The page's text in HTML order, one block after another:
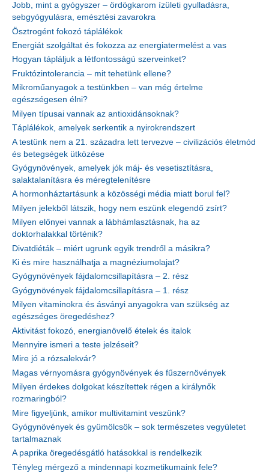
Jobb, mint a gyógyszer – ördögkarom ízületi gyulladásra,
sebgyógyulásra, emésztési zavarokra
Ösztrogént fokozó táplálékok
Energiát szolgáltat és fokozza az energiatermelést a vas
Hogyan tápláljuk a létfontosságú szerveinket?
Fruktózintolerancia – mit tehetünk ellene?
Mikroműanyagok a testünkben – van még értelme
egészségesen élni?
Milyen típusai vannak az antioxidánsoknak?
Táplálékok, amelyek serkentik a nyirokrendszert
A testünk nem a 21. századra lett tervezve – civilizációs életmód
és betegségek ütközése
Gyógynövények, amelyek jók máj- és vesetisztításra,
salaktalanításra és méregtelenítésre
A hormonháztartásunk a közösségi média miatt borul fel?
Milyen jelekből látszik, hogy nem eszünk elegendő zsírt?
Milyen előnyei vannak a lábhámlasztásnak, ha az
doktorhalakkal történik?
Divatdiéták – miért ugrunk egyik trendről a másikra?
Ki és mire használhatja a magnéziumolajat?
Gyógynövények fájdalomcsillapításra – 2. rész
Gyógynövények fájdalomcsillapításra – 1. rész
Milyen vitaminokra és ásványi anyagokra van szükség az
egészséges öregedéshez?
Aktivitást fokozó, energianövelő ételek és italok
Mennyire ismeri a teste jelzéseit?
Mire jó a rózsalekvár?
Magas vérnyomásra gyógynövények és fűszernövények
Milyen érdekes dolgokat készítettek régen a királynők
rozmaringból?
Mire figyeljünk, amikor multivitamint veszünk?
Gyógynövények és gyümölcsök – sok természetes vegyületet
tartalmaznak
A paprika öregedésgátló hatásokkal is rendelkezik
Tényleg mérgező a mindennapi kozmetikumaink fele?